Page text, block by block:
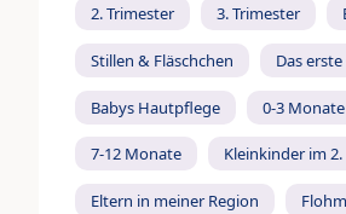
2. Trimester 3. Trimester
Stillen & Fläschchen Das
Babys Hautpflege 0-3 Monate
7-12 Monate Kleinkinder im
Eltern in meiner Region